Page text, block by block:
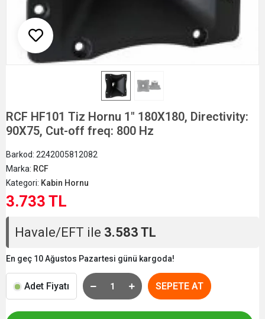
RCF HF101 Tiz Hornu 1" 180X180, Directivity:
90X75, Cut-off freq: 800 Hz
Barkod: 2242005812082
Marka: RCF
Kategori: Kabin Hornu
3.733 TL
Havale/EFT ile 3.583 TL
En geç 10 Ağustos Pazartesi günü kargoda!
Adet Fiyatı SEPETE AT